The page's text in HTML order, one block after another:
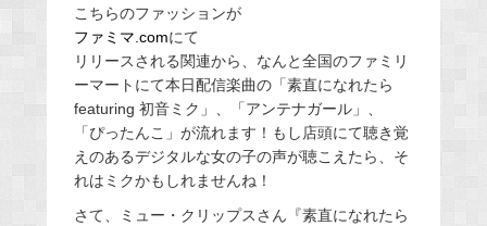
こちらのファッションが
ファミマ.comにて
リリースされる関連から、なんと全国のファミリ
ーマートにて本日配信楽曲の「素直になれたら
featuring 初音ミク」、「アンテナガール」、
「ぴったんこ」が流れます！もし店頭にて聴き覚
えのあるデジタルな女の子の声が聴こえたら、そ
れはミクかもしれませんね！
さて、ミュー・クリップスさん『素直になれたら